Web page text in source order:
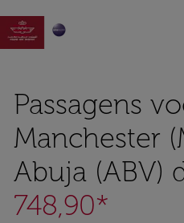

Passagens
Manchester
Abuja (ABV)
748,90*